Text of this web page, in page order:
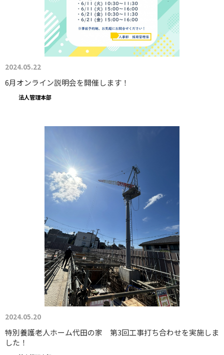
2024.05.22
6月オンライン説明会を開催します！
法人管理本部
2024.05.20
特別養護老人ホーム代田の家 第3回工事打ち合わせを実施しま
した！